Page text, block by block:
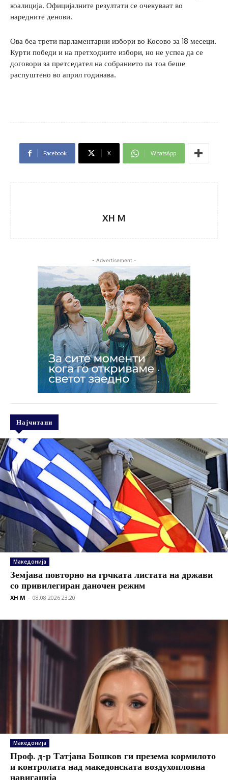
коалиција. Официјалните резултати се очекуваат во
наредните денови.
Ова беа трети парламентарни избори во Косово за 18 месеци.
Курти победи и на претходните избори, но не успеа да се
договори за претседател на собранието па тоа беше
распуштено во април годинава.
Facebook X WhatsApp
XH M
- Advertisement -
Најчитани
Македонија
Земјава повторно на грчката листата на држави
со привилегиран даночен режим
XH M - 08.08.2026 23:20
Македонија
Проф. д-р Татјана Бошков ги презема кормилото
и контролата над македонската воздухопловна
навигација